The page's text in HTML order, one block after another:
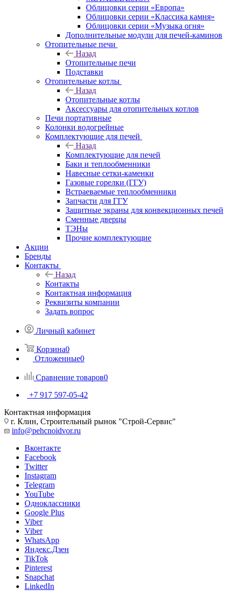
Облицовки серии «Европа»
Облицовки серии «Классика камня»
Облицовки серии «Музыка огня»
Дополнительные модули для печей-каминов
Отопительные печи
Назад
Отопительные печи
Подставки
Отопительные котлы
Назад
Отопительные котлы
Аксессуары для отопительных котлов
Печи портативные
Колонки водогрейные
Комплектующие для печей
Назад
Комплектующие для печей
Баки и теплообменники
Навесные сетки-каменки
Газовые горелки (ГГУ)
Встраеваемые теплообменники
Запчасти для ГГУ
Защитные экраны для конвекционных печей
Сменные дверцы
ТЭНы
Прочие комплектующие
Акции
Бренды
Контакты
Назад
Контакты
Контактная информация
Реквизиты компании
Задать вопрос
Личный кабинет
Корзина0
Отложенные0
Сравнение товаров0
+7 917 597-05-42
Контактная информация
г. Клин, Строительный рынок "Строй-Сервис"
info@pehcnoidvor.ru
Вконтакте
Facebook
Twitter
Instagram
Telegram
YouTube
Одноклассники
Google Plus
Viber
Viber
WhatsApp
Яндекс.Дзен
TikTok
Pinterest
Snapchat
LinkedIn